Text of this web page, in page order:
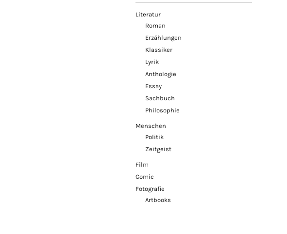
Literatur
Roman
Erzählungen
Klassiker
Lyrik
Anthologie
Essay
Sachbuch
Philosophie
Menschen
Politik
Zeitgeist
Film
Comic
Fotografie
Artbooks